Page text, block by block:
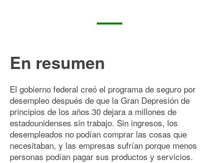
En resumen
El gobierno federal creó el programa de seguro por
desempleo después de que la Gran Depresión de
principios de los años 30 dejara a millones de
estadounidenses sin trabajo. Sin ingresos, los
desempleados no podían comprar las cosas que
necesitaban, y las empresas sufrían porque menos
personas podían pagar sus productos y servicios.